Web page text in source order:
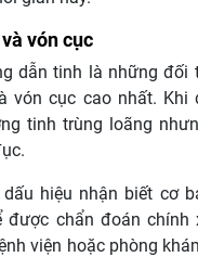
vón cục
dẫn tinh là những đối
vón cục cao nhất. Khi
tinh trùng loãng
hiệu nhận biết cơ
được chẩn đoán chính
viện hoặc phòng